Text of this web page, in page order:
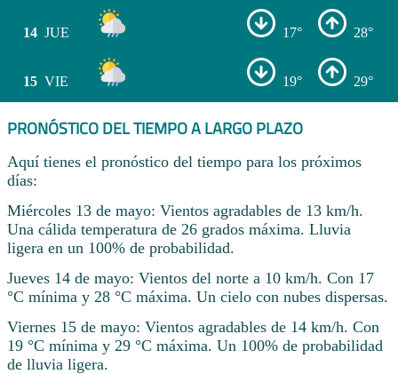
14 JUE 17° 28°
15 VIE 19° 29°
PRONÓSTICO DEL TIEMPO A LARGO PLAZO
Aquí tienes el pronóstico del tiempo para los próximos
días:
Miércoles 13 de mayo: Vientos agradables de 13 km/h.
Una cálida temperatura de 26 grados máxima. Lluvia
ligera en un 100% de probabilidad.
Jueves 14 de mayo: Vientos del norte a 10 km/h. Con 17
°C mínima y 28 °C máxima. Un cielo con nubes dispersas.
Viernes 15 de mayo: Vientos agradables de 14 km/h. Con
19 °C mínima y 29 °C máxima. Un 100% de probabilidad
de lluvia ligera.